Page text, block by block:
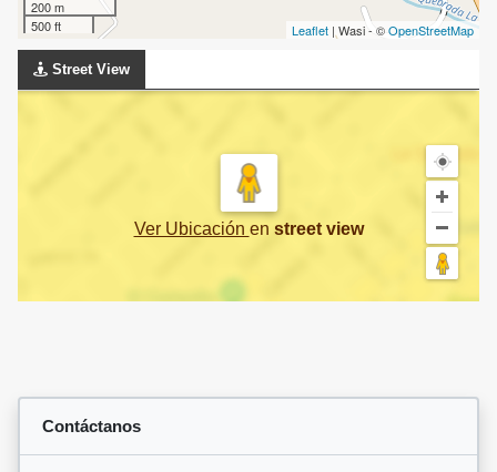
200 m
500 ft
Leaflet | Wasi - ©OpenStreetMap
Street View
Ver Ubicación en street view
Contáctanos